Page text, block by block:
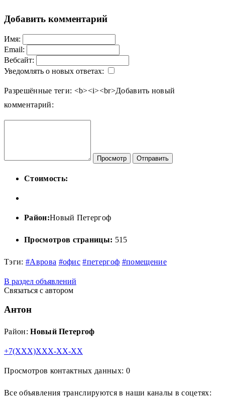
Добавить комментарий
Имя:
Email:
Вебсайт:
Уведомлять о новых ответах:
Разрешённые теги: <b><i><br>Добавить новый
комментарий:
Просмотр Отправить
Стоимость:
Район:Новый Петергоф
Просмотров страницы: 515
Тэги: #Аврова #офис #петергоф #помещение
В раздел объявлений
Связаться с автором
Антон
Район:Новый Петергоф
+7(XXX)XXX-XX-XX
Просмотров контактных данных: 0
Все объявления транслируются в наши каналы в соцетях: